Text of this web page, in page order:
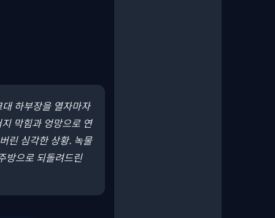
하부장을 열자마자
막힘과 엉망으로 연
린 심각한 상황. 녹물
방으로 되돌려드린